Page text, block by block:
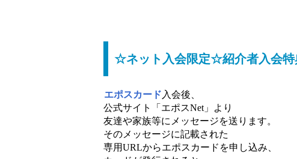
☆ネット入会限定☆紹介者入会特
エポスカード 入会後、
公式サイト「エポスNet」より
友達や家族等にメッセージを送ります。
そのメッセージに記載された
専用URLからエポスカードを申し込み、